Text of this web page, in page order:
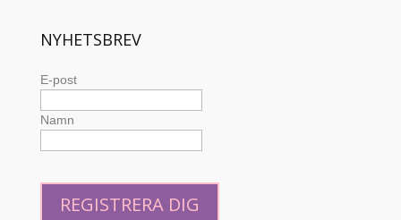
NYHETSBREV
E-post
Namn